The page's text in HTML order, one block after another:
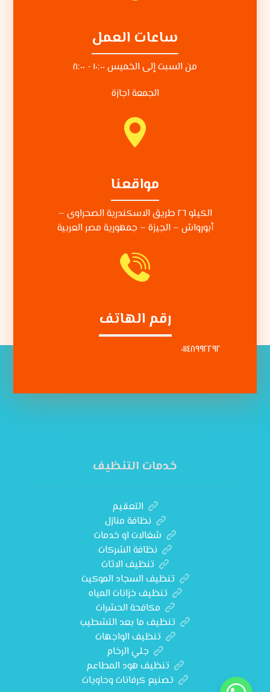
ساعات العمل
من السبت إلى الخميس ١٠:٠٠ - ٨:٠٠
الجمعة اجازة
مواقعنا
الكيلو ٢٦ طريق الاسكندرية الصحراوى –
أبورواش – الجيزة – جمهورية مصر العربية
رقم الهاتف
٠١١٤٨٩٩٢٢٩٢
خدمات التنظيف
التعقيم
نظافة منازل
شغالات او خدمات
نظافة الشركات
تنظيف الاثاث
تنظيف السجاد الموكيت
تنظيف خزانات المياه
مكافحة الحشرات
تنظيف ما بعد التشطيب
تنظيف الواجهات
جلي الرخام
تنظيف هود المطاعم
تصنيع كرفانات وحاويات